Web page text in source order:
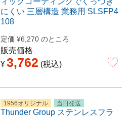
にくい 三層構造 業務用 SLSFP4
108
定価 ¥6,270 のところ
販売価格
¥3,762 税込
1956オリジナル 当日発送
Thunder Group ステンレスフラ